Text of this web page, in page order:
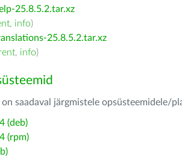
25.8.5.2.tar.xz
, info)
25.8.5.2.tar.xz
, info)
saadaval järgmistele opsüsteemidele/
(deb)
(rpm)